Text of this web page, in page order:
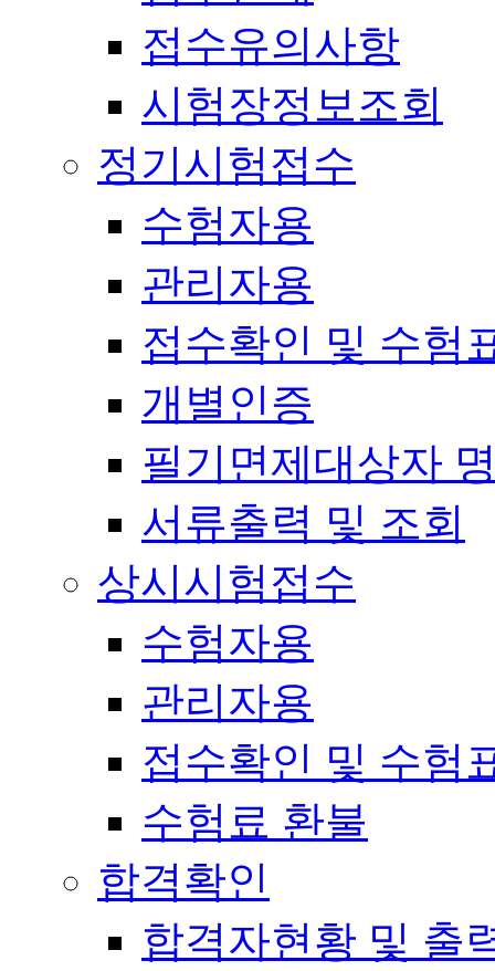
접수유의사항
시험장정보조회
정기시험접수
수험자용
관리자용
접수확인 및 수험
개별인증
필기면제대상자
서류출력 및 조회
상시시험접수
수험자용
관리자용
접수확인 및 수험
수험료 환불
합격확인
합격자현황 및 출